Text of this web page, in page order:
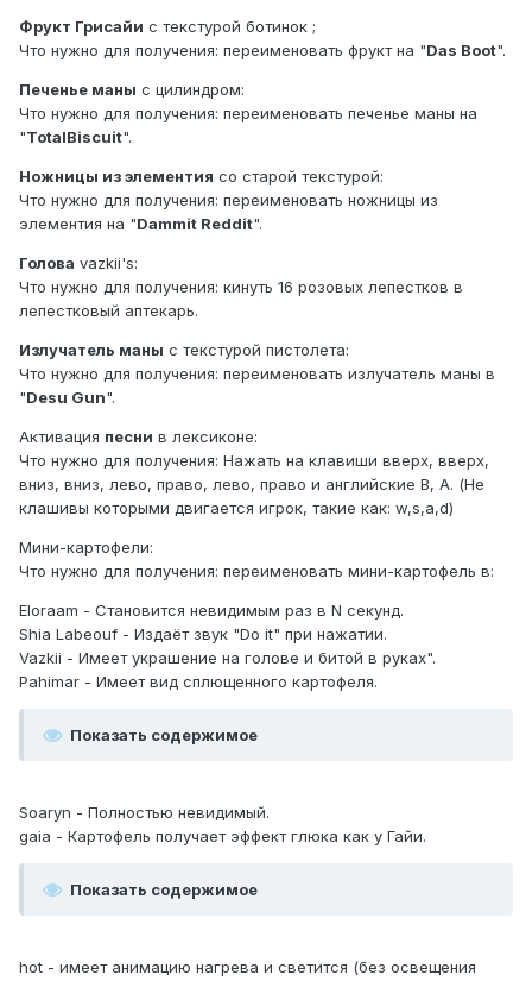
Фрукт Грисайи с текстурой ботинок ;
Что нужно для получения: переименовать фрукт на "Das Boot".
Печенье маны с цилиндром:
Что нужно для получения: переименовать печенье маны на
"TotalBiscuit".
Ножницы из элементия со старой текстурой:
Что нужно для получения: переименовать ножницы из
элементия на "Dammit Reddit".
Голова vazkii's:
Что нужно для получения: кинуть 16 розовых лепестков в
лепестковый аптекарь.
Излучатель маны с текстурой пистолета:
Что нужно для получения: переименовать излучатель маны в
"Desu Gun".
Активация песни в лексиконе:
Что нужно для получения: Нажать на клавиши вверх, вверх,
вниз, вниз, лево, право, лево, право и английские B, A. (Не
клашивы которыми двигается игрок, такие как: w,s,a,d)
Мини-картофели:
Что нужно для получения: переименовать мини-картофель в:
Eloraam - Становится невидимым раз в N секунд.
Shia Labeouf - Издаёт звук "Do it" при нажатии.
Vazkii - Имеет украшение на голове и битой в руках".
Pahimar - Имеет вид сплющенного картофеля.
Показать содержимое
Soaryn - Полностью невидимый.
gaia - Картофель получает эффект глюка как у Гайи.
Показать содержимое
hot - имеет анимацию нагрева и светится (без освещения